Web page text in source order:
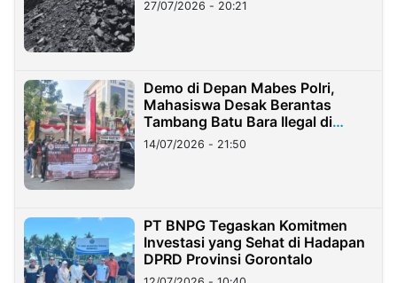
27/07/2026 - 20:21
Demo di Depan Mabes Polri,
Mahasiswa Desak Berantas
Tambang Batu Bara Ilegal di
Lampung
14/07/2026 - 21:50
PT BNPG Tegaskan Komitmen
Investasi yang Sehat di Hadapan
DPRD Provinsi Gorontalo